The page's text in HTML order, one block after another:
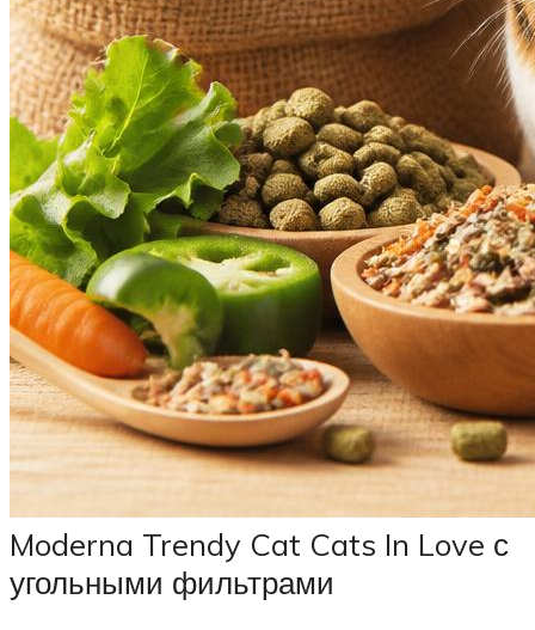
Moderna Trendy Cat Cats In Love с
угольными фильтрами